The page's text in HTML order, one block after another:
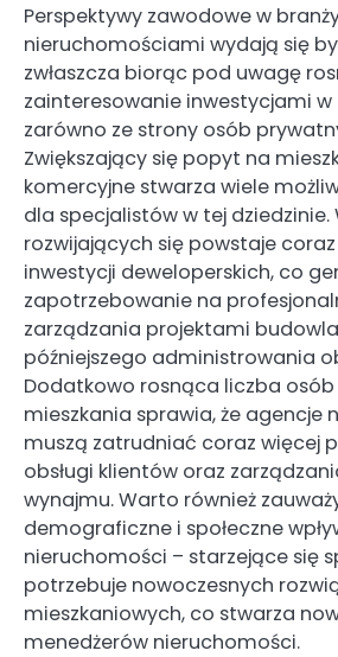
Perspektywy zawodowe w
nieruchomościami wydają się
zwłaszcza biorąc pod uwagę
zainteresowanie inwestycjami
zarówno ze strony osób
Zwiększający się popyt na
komercyjne stwarza wiele
dla specjalistów w tej
rozwijających się powstaje
inwestycji deweloperskich, co
zapotrzebowanie na
zarządzania projektami
późniejszego administrowania
Dodatkowo rosnąca liczba
mieszkania sprawia, że agencje
muszą zatrudniać coraz więcej
obsługi klientów oraz
wynajmu. Warto również
demograficzne i społeczne
nieruchomości – starzejące się
potrzebuje nowoczesnych
mieszkaniowych, co stwarza
menedżerów nieruchomości.